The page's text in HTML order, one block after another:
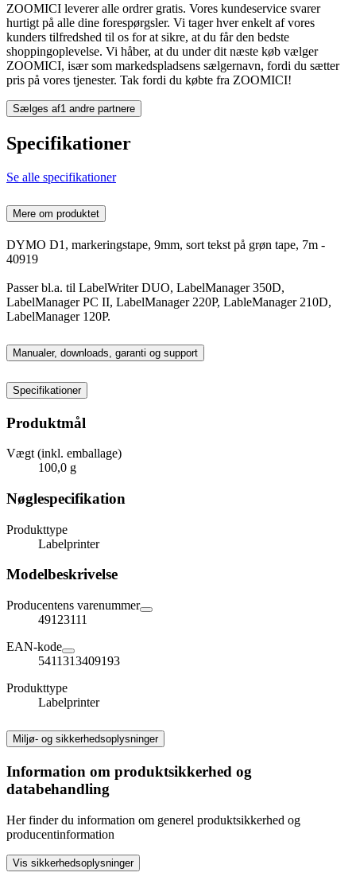
ZOOMICI leverer alle ordrer gratis. Vores kundeservice svarer
hurtigt på alle dine forespørgsler. Vi tager hver enkelt af vores
kunders tilfredshed til os for at sikre, at du får den bedste
shoppingoplevelse. Vi håber, at du under dit næste køb vælger
ZOOMICI, især som markedspladsens sælgernavn, fordi du sætter
pris på vores tjenester. Tak fordi du købte fra ZOOMICI!
Sælges af1 andre partnere
Specifikationer
Se alle specifikationer
Mere om produktet
DYMO D1, markeringstape, 9mm, sort tekst på grøn tape, 7m -
40919
Passer bl.a. til LabelWriter DUO, LabelManager 350D,
LabelManager PC II, LabelManager 220P, LableManager 210D,
LabelManager 120P.
Manualer, downloads, garanti og support
Specifikationer
Produktmål
Vægt (inkl. emballage)
100,0 g
Nøglespecifikation
Produkttype
Labelprinter
Modelbeskrivelse
Producentens varenummer
49123111
EAN-kode
5411313409193
Produkttype
Labelprinter
Miljø- og sikkerhedsoplysninger
Information om produktsikkerhed og
databehandling
Her finder du information om generel produktsikkerhed og
producentinformation
Vis sikkerhedsoplysninger